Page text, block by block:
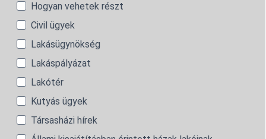
Hogyan vehetek részt
Civil ügyek
Lakásügynökség
Lakáspályázat
Lakótér
Kutyás ügyek
Társasházi hírek